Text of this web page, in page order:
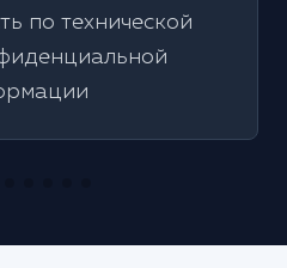
по технической